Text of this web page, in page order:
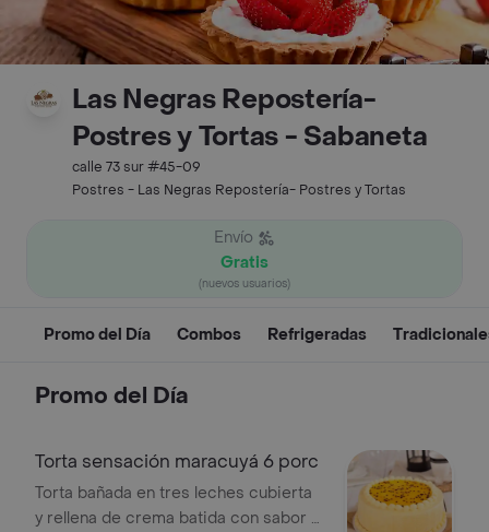
Las Negras Repostería-
Postres y Tortas - Sabaneta
calle 73 sur #45-09
Postres - Las Negras Repostería- Postres y Tortas
Envío
Gratis
(nuevos usuarios)
Promo del Día Combos Refrigeradas
Promo del Día
Torta sensación maracuyá 6 porc
Torta bañada en tres leches cubierta
y rellena de crema batida con sabor a